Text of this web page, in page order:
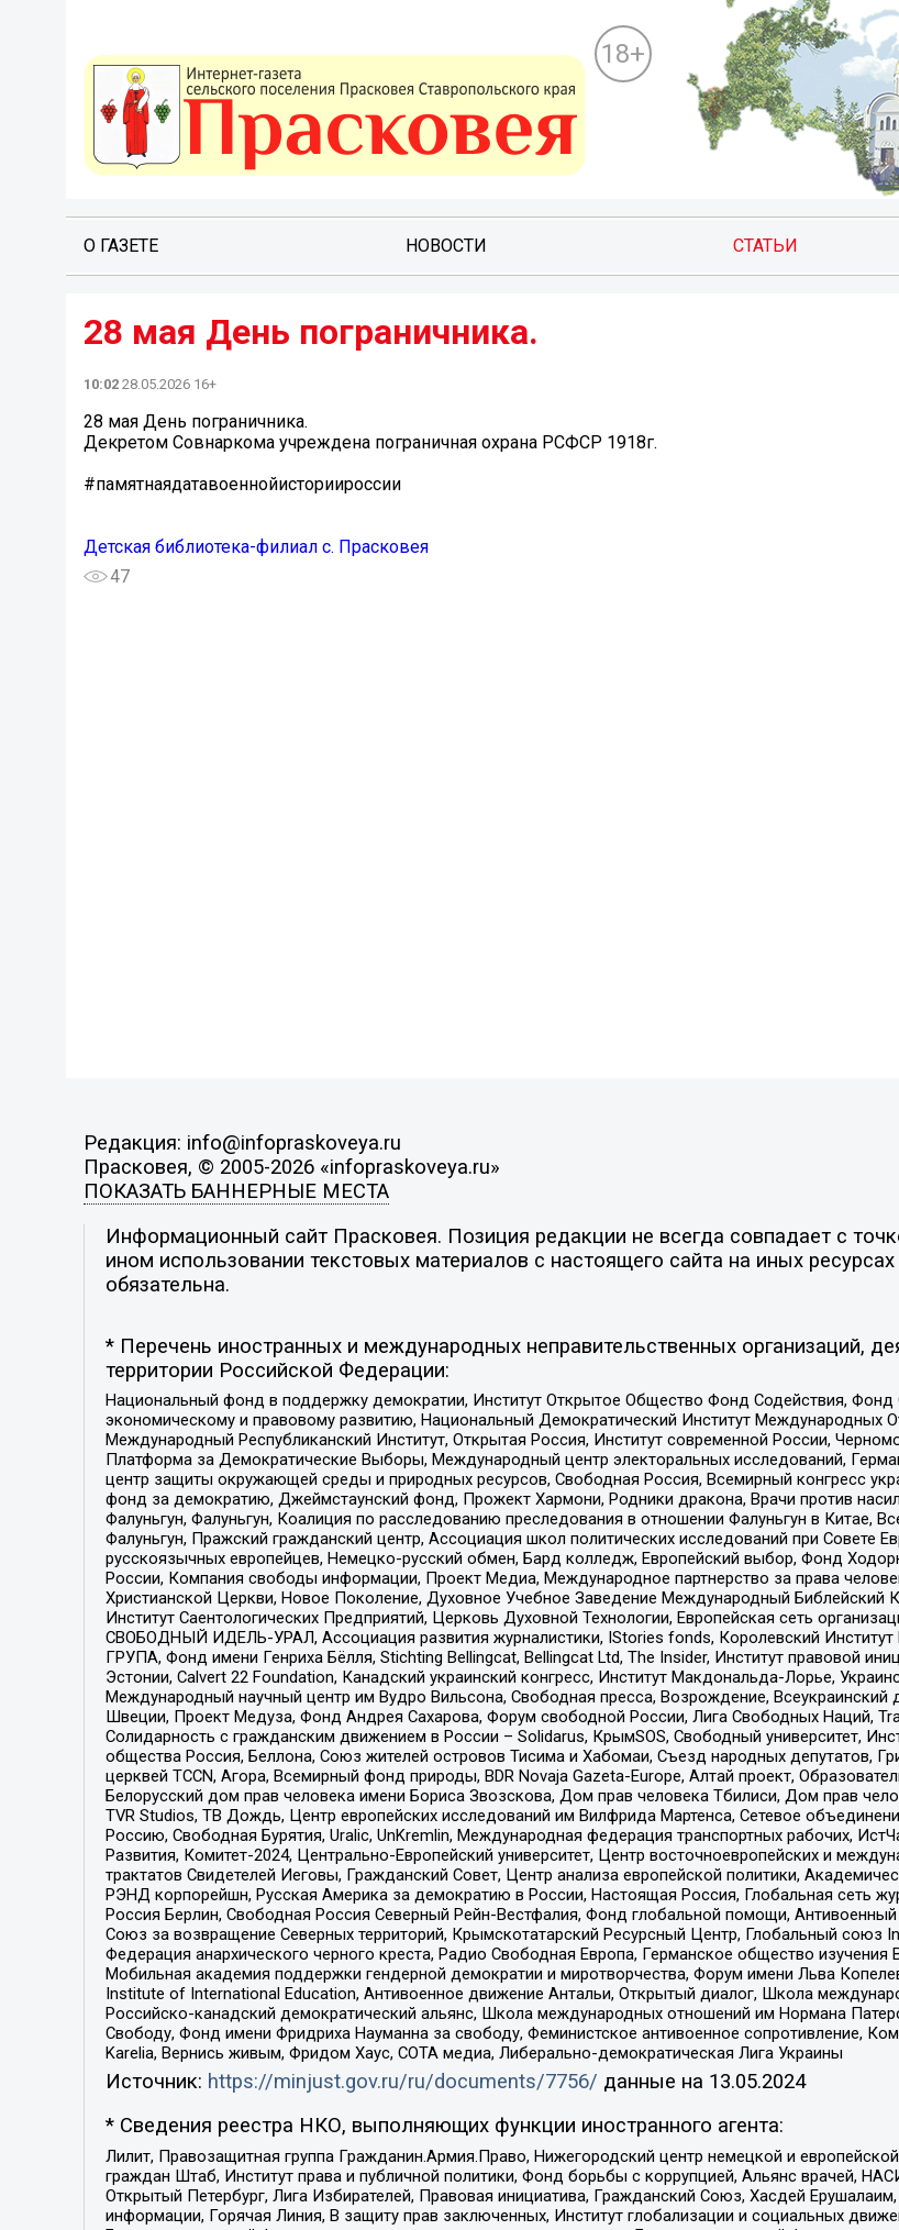
18+
О ГАЗЕТЕ НОВОСТИ СТАТЬИ
28 мая День пограничника.
10:02 28.05.2026 16+
28 мая День пограничника.
Декретом Совнаркома учреждена пограничная охрана РСФСР 1918г.
#памятнаядатавоеннойисториироссии
Детская библиотека-филиал с. Прасковея
47
Редакция: info@infopraskoveya.ru
Прасковея, © 2005-2026 «infopraskoveya.ru»
ПОКАЗАТЬ БАННЕРНЫЕ МЕСТА
Информационный сайт Прасковея. Позиция редакции не всегда совпадает с
ином использовании текстовых материалов с настоящего сайта на иных
обязательна.
* Перечень иностранных и международных неправительственных организаций,
территории Российской Федерации:
Национальный фонд в поддержку демократии, Институт Открытое Общество Фонд Содействия,
экономическому и правовому развитию, Национальный Демократический Институт Международных
Международный Республиканский Институт, Открытая Россия, Институт современной России,
Платформа за Демократические Выборы, Международный центр электоральных исследований,
центр защиты окружающей среды и природных ресурсов, Свободная Россия, Всемирный конгресс
фонд за демократию, Джеймстаунский фонд, Прожект Хармони, Родники дракона, Врачи против
Фалуньгун, Фалуньгун, Коалиция по расследованию преследования в отношении Фалуньгун в Китае,
Фалуньгун, Пражский гражданский центр, Ассоциация школ политических исследований при Совете
русскоязычных европейцев, Немецко-русский обмен, Бард колледж, Европейский выбор, Фонд
России, Компания свободы информации, Проект Медиа, Международное партнерство за права
Христианской Церкви, Новое Поколение, Духовное Учебное Заведение Международный
Институт Саентологических Предприятий, Церковь Духовной Технологии, Европейская сеть
СВОБОДНЫЙ ИДЕЛЬ-УРАЛ, Ассоциация развития журналистики, IStories fonds, Королевский
ГРУПА, Фонд имени Генриха Бёлля, Stichting Bellingcat, Bellingcat Ltd, The Insider, Институт правовой
Эстонии, Calvert 22 Foundation, Канадский украинский конгресс, Институт Макдональда-Лорье,
Международный научный центр им Вудро Вильсона, Свободная пресса, Возрождение, Всеукраинский
Швеции, Проект Медуза, Фонд Андрея Сахарова, Форум свободной России, Лига Свободных Наций,
Солидарность с гражданским движением в России – Solidarus, КрымSOS, Свободный университет,
общества Россия, Беллона, Союз жителей островов Тисима и Хабомаи, Съезд народных депутатов,
церквей TCCN, Агора, Всемирный фонд природы, BDR Novaja Gazeta-Europe, Алтай проект,
Белорусский дом прав человека имени Бориса Звозскова, Дом прав человека Тбилиси, Дом прав
TVR Studios, ТВ Дождь, Центр европейских исследований им Вилфрида Мартенса, Сетевое
Россию, Свободная Бурятия, Uralic, UnKremlin, Международная федерация транспортных рабочих,
Развития, Комитет-2024, Центрально-Европейский университет, Центр восточноевропейских и
трактатов Свидетелей Иеговы, Гражданский Совет, Центр анализа европейской политики,
РЭНД корпорейшн, Русская Америка за демократию в России, Настоящая Россия, Глобальная сеть
Россия Берлин, Свободная Россия Северный Рейн-Вестфалия, Фонд глобальной помощи,
Союз за возвращение Северных территорий, Крымскотатарский Ресурсный Центр, Глобальный союз
Федерация анархического черного креста, Радио Свободная Европа, Германское общество
Мобильная академия поддержки гендерной демократии и миротворчества, Форум имени Льва
Institute of International Education, Антивоенное движение Антальи, Открытый диалог, Школа
Российско-канадский демократический альянс, Школа международных отношений им Нормана
Свободу, Фонд имени Фридриха Науманна за свободу, Феминистское антивоенное сопротивление,
Karelia, Вернись живым, Фридом Хаус, СОТА медиа, Либерально-демократическая Лига Украины
Источник: https://minjust.gov.ru/ru/documents/7756/ данные на 13.05.2024
* Сведения реестра НКО, выполняющих функции иностранного агента:
Лилит, Правозащитная группа Гражданин.Армия.Право, Нижегородский центр немецкой и
граждан Штаб, Институт права и публичной политики, Фонд борьбы с коррупцией, Альянс врачей,
Открытый Петербург, Лига Избирателей, Правовая инициатива, Гражданский Союз, Хасдей
информации, Горячая Линия, В защиту прав заключенных, Институт глобализации и социальных